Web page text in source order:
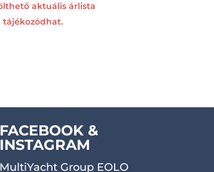
aktuális árlista
FACEBOOK &
INSTAGRAM
MultiYacht Group EOLO